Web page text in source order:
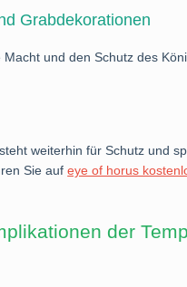
Grabdekorationen
und den Schutz des
weiterhin für Schutz und
Sie aufeye of horus
der